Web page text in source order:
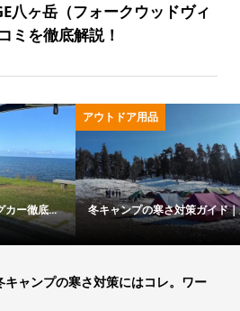
八ヶ岳（フォークウッドヴィ
ミを徹底解説！
...
キャンプ用品
「トウキョウクラフトのおすすめ...
キャンプの寒さ対策にはコレ。ワー